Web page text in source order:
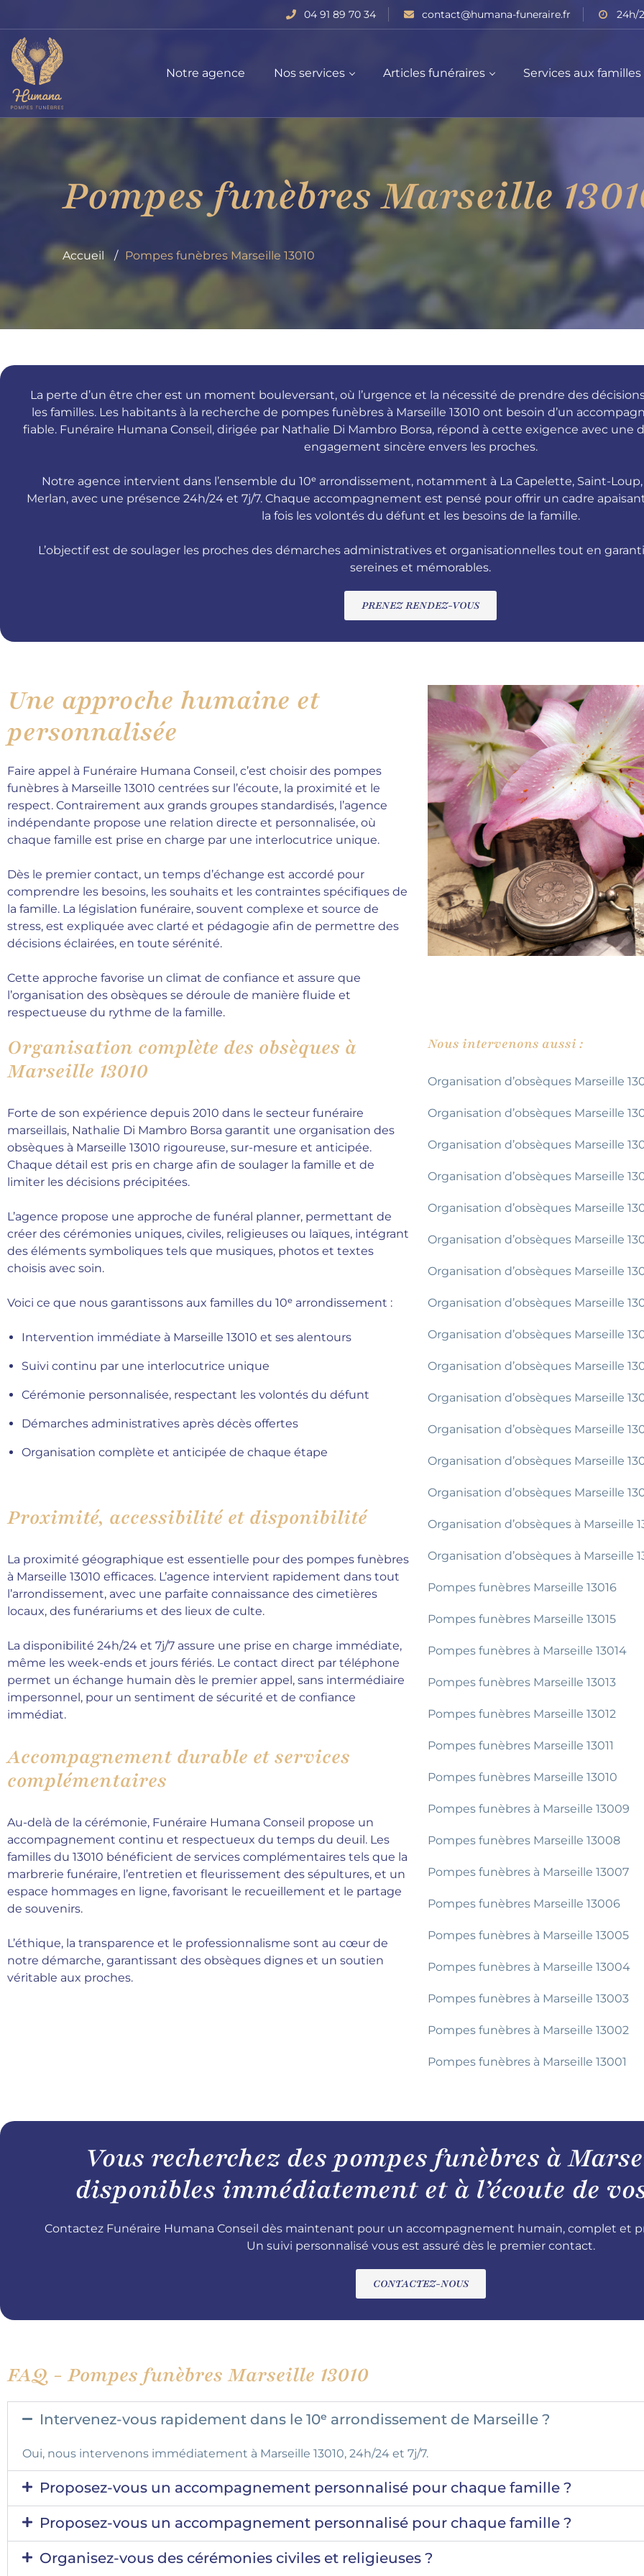
04 91 89 70 34 contact@humana-funeraire.fr 24h/
Notre agence Nos services Articles funéraires Services aux familles
Pompes funèbres Marseille
Accueil Pompes funèbres Marseille 13010
La perte d’un être cher est un moment bouleversant, où l’urgence et la nécessité de prendre des
les familles. Les habitants à la recherche de pompes funèbres à Marseille 13010 ont besoin d’un
fiable. Funéraire Humana Conseil, dirigée par Nathalie Di Mambro Borsa, répond à cette exigence avec
engagement sincère envers les proches.
Notre agence intervient dans l’ensemble du 10ᵉ arrondissement, notamment à La Capelette, Saint-
Merlan, avec une présence 24h/24 et 7j/7. Chaque accompagnement est pensé pour offrir un cadre
la fois les volontés du défunt et les besoins de la famille.
L’objectif est de soulager les proches des démarches administratives et organisationnelles tout en
sereines et mémorables.
PRENEZ RENDEZ-VOUS
Une approche humaine et
personnalisée
Faire appel à Funéraire Humana Conseil, c’est choisir des pompes
funèbres à Marseille 13010 centrées sur l’écoute, la proximité et le
respect. Contrairement aux grands groupes standardisés, l’agence
indépendante propose une relation directe et personnalisée, où
chaque famille est prise en charge par une interlocutrice unique.
Dès le premier contact, un temps d’échange est accordé pour
comprendre les besoins, les souhaits et les contraintes spécifiques de
la famille. La législation funéraire, souvent complexe et source de
stress, est expliquée avec clarté et pédagogie afin de permettre des
décisions éclairées, en toute sérénité.
Cette approche favorise un climat de confiance et assure que
l’organisation des obsèques se déroule de manière fluide et
respectueuse du rythme de la famille.
Organisation complète des obsèques à
Marseille 13010
Forte de son expérience depuis 2010 dans le secteur funéraire
marseillais, Nathalie Di Mambro Borsa garantit une organisation des
obsèques à Marseille 13010 rigoureuse, sur-mesure et anticipée.
Chaque détail est pris en charge afin de soulager la famille et de
limiter les décisions précipitées.
L’agence propose une approche de funéral planner, permettant de
créer des cérémonies uniques, civiles, religieuses ou laïques, intégrant
des éléments symboliques tels que musiques, photos et textes
choisis avec soin.
Voici ce que nous garantissons aux familles du 10ᵉ arrondissement :
Intervention immédiate à Marseille 13010 et ses alentours
Suivi continu par une interlocutrice unique
Cérémonie personnalisée, respectant les volontés du défunt
Démarches administratives après décès offertes
Organisation complète et anticipée de chaque étape
Proximité, accessibilité et disponibilité
La proximité géographique est essentielle pour des pompes funèbres
à Marseille 13010 efficaces. L’agence intervient rapidement dans tout
l’arrondissement, avec une parfaite connaissance des cimetières
locaux, des funérariums et des lieux de culte.
La disponibilité 24h/24 et 7j/7 assure une prise en charge immédiate,
même les week-ends et jours fériés. Le contact direct par téléphone
permet un échange humain dès le premier appel, sans intermédiaire
impersonnel, pour un sentiment de sécurité et de confiance
immédiat.
Accompagnement durable et services
complémentaires
Au-delà de la cérémonie, Funéraire Humana Conseil propose un
accompagnement continu et respectueux du temps du deuil. Les
familles du 13010 bénéficient de services complémentaires tels que la
marbrerie funéraire, l’entretien et fleurissement des sépultures, et un
espace hommages en ligne, favorisant le recueillement et le partage
de souvenirs.
L’éthique, la transparence et le professionnalisme sont au cœur de
notre démarche, garantissant des obsèques dignes et un soutien
véritable aux proches.
Nous intervenons aussi :
Organisation d’obsèques Marseille
Organisation d’obsèques Marseille
Organisation d’obsèques Marseille
Organisation d’obsèques Marseille
Organisation d’obsèques Marseille
Organisation d’obsèques Marseille
Organisation d’obsèques Marseille
Organisation d’obsèques Marseille
Organisation d’obsèques Marseille
Organisation d’obsèques Marseille
Organisation d’obsèques Marseille
Organisation d’obsèques Marseille
Organisation d’obsèques Marseille
Organisation d’obsèques Marseille
Organisation d’obsèques à Marseille
Organisation d’obsèques à Marseille
Pompes funèbres Marseille 13016
Pompes funèbres Marseille 13015
Pompes funèbres à Marseille 13014
Pompes funèbres Marseille 13013
Pompes funèbres Marseille 13012
Pompes funèbres Marseille 13011
Pompes funèbres Marseille 13010
Pompes funèbres à Marseille 13009
Pompes funèbres Marseille 13008
Pompes funèbres à Marseille 13007
Pompes funèbres Marseille 13006
Pompes funèbres à Marseille 13005
Pompes funèbres à Marseille 13004
Pompes funèbres à Marseille 13003
Pompes funèbres à Marseille 13002
Pompes funèbres à Marseille 13001
Vous recherchez des pompes funèbres à
disponibles immédiatement et à l’écoute de
Contactez Funéraire Humana Conseil dès maintenant pour un accompagnement humain, complet et
Un suivi personnalisé vous est assuré dès le premier contact.
CONTACTEZ-NOUS
FAQ - Pompes funèbres Marseille 13010
Intervenez-vous rapidement dans le 10ᵉ arrondissement de Marseille ?
Oui, nous intervenons immédiatement à Marseille 13010, 24h/24 et 7j/7.
Proposez-vous un accompagnement personnalisé pour chaque famille ?
Proposez-vous un accompagnement personnalisé pour chaque famille ?
Organisez-vous des cérémonies civiles et religieuses ?